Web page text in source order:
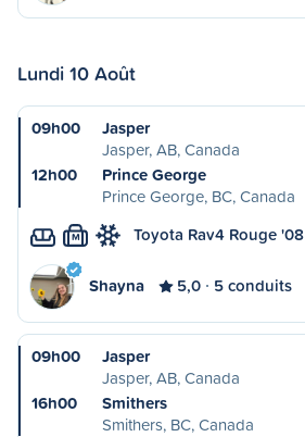
Lundi 10 Août
09h00
Jasper
Jasper, AB, Canada
12h00
Prince George
Prince George, BC, Canada
M Toyota Rav4 Rouge '08
Shayna 5,0 5 conduits
09h00
Jasper
Jasper, AB, Canada
16h00
Smithers
Smithers, BC, Canada